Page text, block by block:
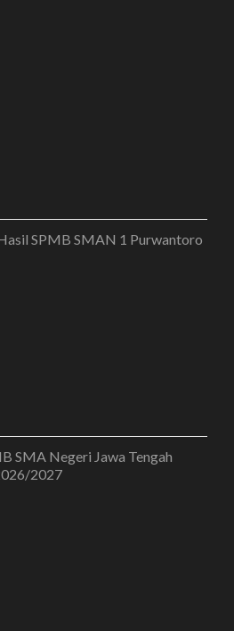
SPMB SMAN 1 Purwantoro
SMA Negeri Jawa Tengah
2027